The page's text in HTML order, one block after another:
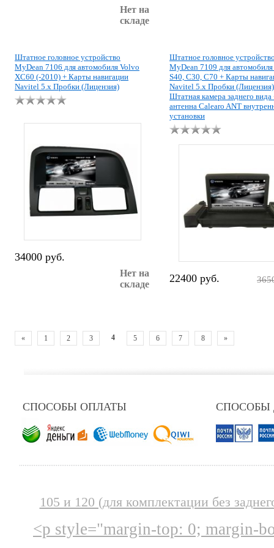
Нет на
складе
Штатное головное устройство
MyDean 7106 для автомобиля Volvo
XC60 (-2010) + Карты навигации
Navitel 5.x Пробки (Лицензия)
34000 руб.
Нет на
складе
Штатное головное
MyDean 7109 для
S40, C30, C70 + Карты
Navitel 5.x Пробки
Штатная камера заднего
антенна Calearo ANT
установки
22400 руб.
« 1 2 3 4 5 6 7 8 »
СПОСОБЫ ОПЛАТЫ СПОСОБЫ
105 и 120 (для комплектации без
<p style="margin-top: 0; margin-